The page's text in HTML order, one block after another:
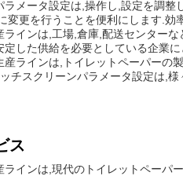
メータ設定は,操作し,設定を調整
変更を行うことを便利にします.効
ラインは,工場,倉庫,配送センター
した供給を必要としている企業に
産ラインは,トイレットペーパーの
チスクリーンパラメータ設定は,
ス
ラインは,現代のトイレットペーパ